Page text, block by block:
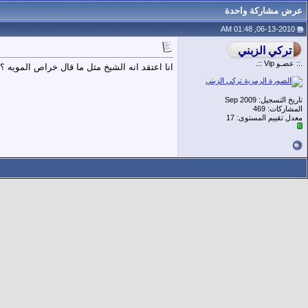
عرض مشاركة واحدة
.:: عضـو Vip ::.
تاريخ التسجيل: Sep 2009
المشاركات: 469
معدل تقييم المستوى: 17
انا اعتقد انه الشيخ مثل ما قال خراص المويه